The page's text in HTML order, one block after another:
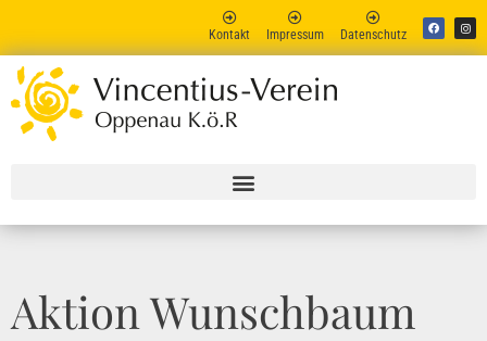
Kontakt Impressum Datenschutz
Aktion Wunschbaum